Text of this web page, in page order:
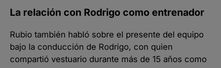
La relación con Rodrigo como entrenador
Rubio también habló sobre el presente del equipo
bajo la conducción de Rodrigo, con quien
compartió vestuario durante más de 15 años como